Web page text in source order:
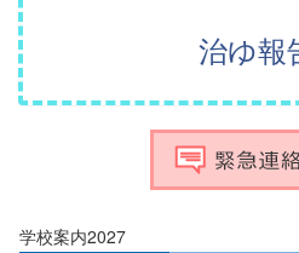
治ゆ報
学校案内2027